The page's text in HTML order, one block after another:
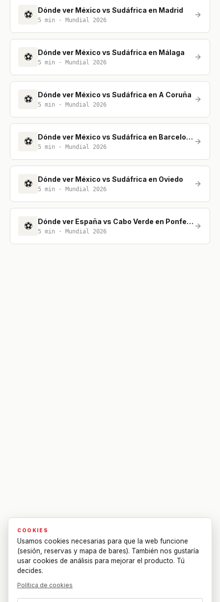
⚽ Dónde ver México vs Sudáfrica en Madrid
5 min · Mundial 2026
⚽ Dónde ver México vs Sudáfrica en Málaga
5 min · Mundial 2026
⚽ Dónde ver México vs Sudáfrica en A Coruña
5 min · Mundial 2026
⚽ Dónde ver México vs Sudáfrica en Barcelona
5 min · Mundial 2026
⚽ Dónde ver México vs Sudáfrica en Oviedo
5 min · Mundial 2026
⚽ Dónde ver España vs Cabo Verde en Ponferrada
5 min · Mundial 2026
COOKIES
Usamos cookies necesarias para que la web funcione
(sesión, reservas y mapa de bares). También nos gustaría
usar cookies de análisis para mejorar el producto. Tú
decides.
Política de cookies